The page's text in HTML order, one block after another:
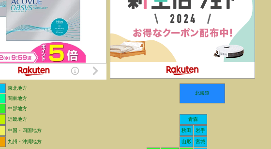
東北地方
北海道
関東地方
中部地方
近畿地方
青森
中国・四国地方 秋田 岩手
九州・沖縄地方 山形 宮城